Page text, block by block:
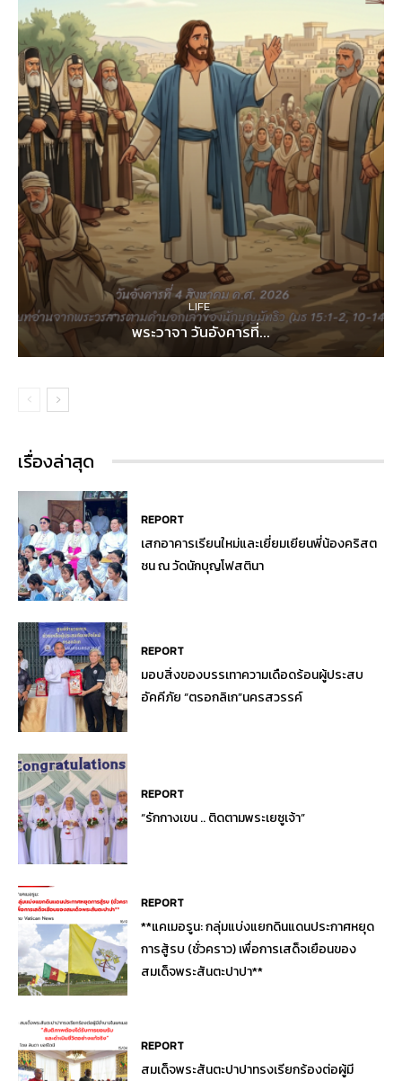
LIFE
พระวาจา วันอังคารที่...
เรื่องล่าสุด
REPORT
เสกอาคารเรียนใหม่และเยี่ยมเยียนพี่น้องคริสต
ชน ณ วัดนักบุญโฟสตินา
REPORT
มอบสิ่งของบรรเทาความเดือดร้อนผู้ประสบ
อัคคีภัย “ตรอกลิเก”นครสวรรค์
REPORT
“รักกางเขน .. ติดตามพระเยซูเจ้า”
REPORT
**แคเมอรูน: กลุ่มแบ่งแยกดินแดนประกาศหยุด
การสู้รบ (ชั่วคราว) เพื่อการเสด็จเยือนของ
สมเด็จพระสันตะปาปา**
REPORT
สมเด็จพระสันตะปาปาทรงเรียกร้องต่อผู้มี